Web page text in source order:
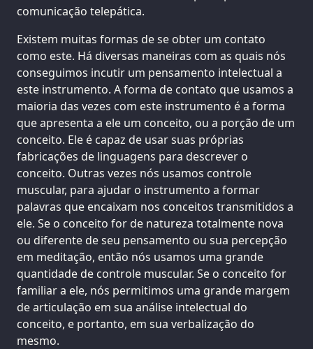
comunicação telepática.
Existem muitas formas de se obter um contato
como este. Há diversas maneiras com as quais nós
conseguimos incutir um pensamento intelectual a
este instrumento. A forma de contato que usamos a
maioria das vezes com este instrumento é a forma
que apresenta a ele um conceito, ou a porção de um
conceito. Ele é capaz de usar suas próprias
fabricações de linguagens para descrever o
conceito. Outras vezes nós usamos controle
muscular, para ajudar o instrumento a formar
palavras que encaixam nos conceitos transmitidos a
ele. Se o conceito for de natureza totalmente nova
ou diferente de seu pensamento ou sua percepção
em meditação, então nós usamos uma grande
quantidade de controle muscular. Se o conceito for
familiar a ele, nós permitimos uma grande margem
de articulação em sua análise intelectual do
conceito, e portanto, em sua verbalização do
mesmo.